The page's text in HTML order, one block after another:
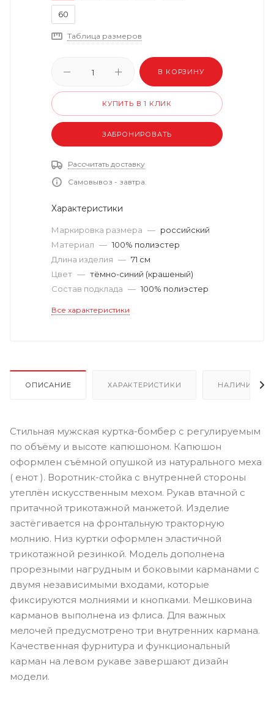
60
Таблица размеров
В КОРЗИНУ
КУПИТЬ В 1 КЛИК
ЗАБРОНИРОВАТЬ
Рассчитать доставку
Самовывоз - завтра.
Характеристики
Маркировка размера — российский
Материал — 100% полиэстер
Длина изделия — 71 см
Цвет — тёмно-синий (крашеный)
Состав подклада — 100% полиэстер
Все характеристики
ОПИСАНИЕ ХАРАКТЕРИСТИКИ НАЛИЧИЕ
Стильная мужская куртка-бомбер с регулируемым
по объёму и высоте капюшоном. Капюшон
оформлен съёмной опушкой из натурального меха
( енот ). Воротник-стойка с внутренней стороны
утеплён искусственным мехом. Рукав втачной с
притачной трикотажной манжетой. Изделие
застёгивается на фронтальную тракторную
молнию. Низ куртки оформлен эластичной
трикотажной резинкой. Модель дополнена
прорезными нагрудным и боковыми карманами с
двумя независимыми входами, которые
фиксируются молниями и кнопками. Мешковина
карманов выполнена из флиса. Для важных
мелочей предусмотрено три внутренних кармана.
Качественная фурнитура и функциональный
карман на левом рукаве завершают дизайн
модели.